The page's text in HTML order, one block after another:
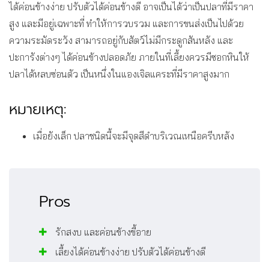
ได้ค่อนข้างง่าย ปรับตัวได้ค่อนข้างดี อาจเป็นได้ว่าเป็นปลาที่มีราคา
สูง และมีอยู่เฉพาะที่ ทำให้การวบรวม และการขนส่งเป็นไปด้วย
ความระมัดระวัง สามารถอยู่กับสัตว์ไม่มีกระดูกสันหลัง และ
ปะการังต่างๆ ได้ค่อนข้างปลอดภัย ภายในที่เลี้ยงควรมีซอกหินให้
ปลาได้หลบซ่อนตัว เป็นหนึ่งในแองเจิลแคระที่มีราคาสูงมาก
หมายเหตุ:
เมื่อยังเล็ก ปลาชนิดนี้จะมีจุดสีดำบริเวณเหนือครีบหลัง
Pros
รักสงบ และค่อนข้างขี้อาย
เลี้ยงได้ค่อนข้างง่าย ปรับตัวได้ค่อนข้างดี